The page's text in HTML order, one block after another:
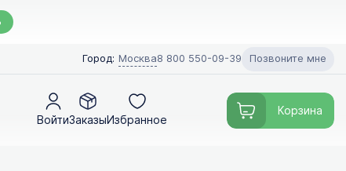
Город: Москва8 800 550-09-39 Позвоните мне
ВойтиЗаказыИзбранное
Корзина